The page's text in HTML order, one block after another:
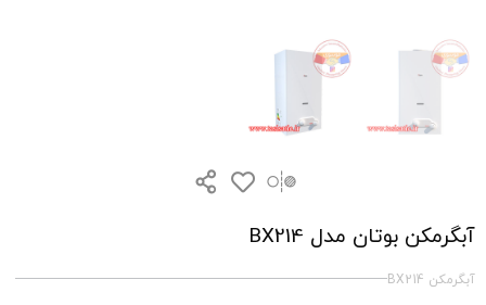
آبگرمکن بوتان مدل BX214
آبگرمکن BX214